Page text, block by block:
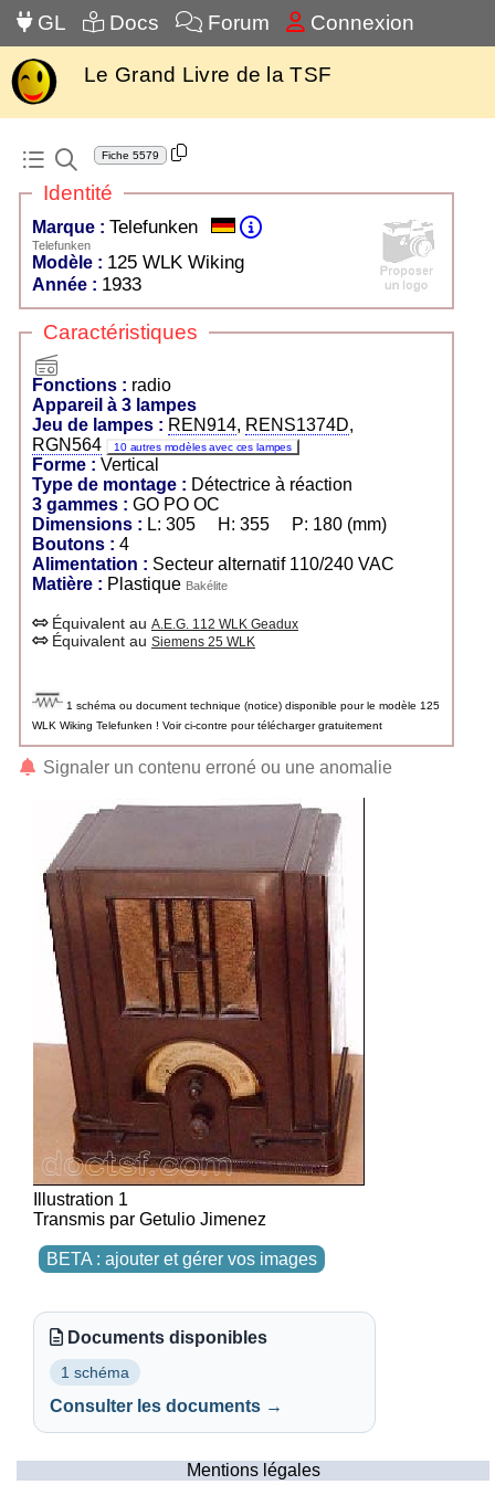
GL Docs Forum Connexion
Le Grand Livre de la TSF
Fiche 5579
Identité
Marque : Telefunken
Telefunken
Modèle : 125 WLK Wiking
Année : 1933
Caractéristiques
Fonctions : radio
Appareil à 3 lampes
Jeu de lampes : REN914, RENS1374D,
RGN564
10 autres modèles avec ces lampes
Forme : Vertical
Type de montage : Détectrice à réaction
3 gammes :
GO PO OC
Dimensions : L: 305 H: 355 P: 180 (mm)
Boutons : 4
Alimentation : Secteur alternatif 110/240 VAC
Matière : Plastique Bakélite
Équivalent au A.E.G. 112 WLK Geadux
Équivalent au Siemens 25 WLK
1 schéma ou document technique (notice) disponible pour le modèle 125
WLK Wiking Telefunken ! Voir ci-contre pour télécharger gratuitement
Signaler un contenu erroné ou une anomalie
Illustration 1
Transmis par Getulio Jimenez
BETA : ajouter et gérer vos images
Documents disponibles
1 schéma
Consulter les documents →
Mentions légales